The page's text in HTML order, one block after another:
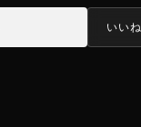
いいね